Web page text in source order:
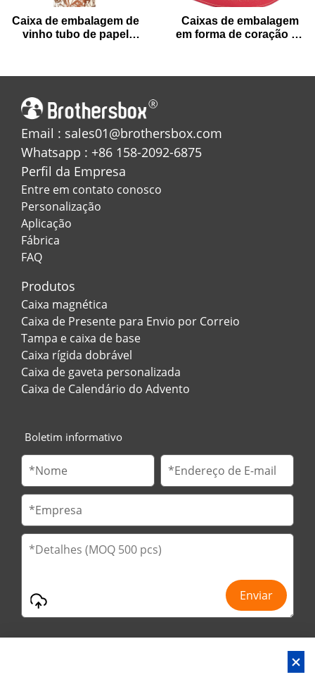
Caixa de embalagem de
vinho tubo de papel
Caixas de embalagem
em forma de coração de
Email : sales01@brothersbox.com
Whatsapp : +86 158-2092-6875
Perfil da Empresa
Entre em contato conosco
Personalização
Aplicação
Fábrica
FAQ
Produtos
Caixa magnética
Caixa de Presente para Envio por Correio
Tampa e caixa de base
Caixa rígida dobrável
Caixa de gaveta personalizada
Caixa de Calendário do Advento
Boletim informativo